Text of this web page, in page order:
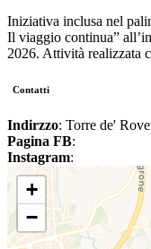
Iniziativa inclusa nel
Il viaggio continua”
2026. Attività realizzata
Contatti
Indirzzo: Torre de'
Pagina FB:
Instagram:
+
−